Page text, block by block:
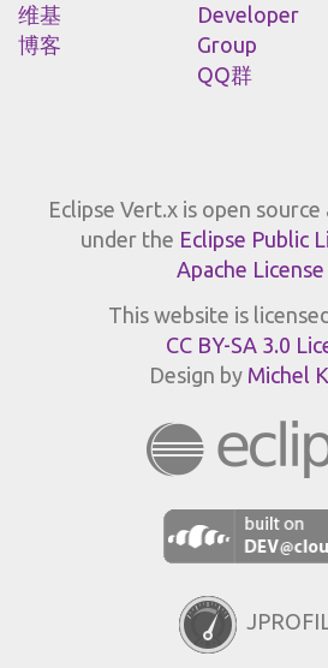
维基
博客
Developer
Group
QQ群
Eclipse Vert.x is open source
under the Eclipse Public
Apache License
This website is
CC BY-SA 3.0
Design by Michel